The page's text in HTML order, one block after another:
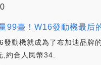
99臺！W16發動機最后
發動機就成為了布加迪品牌
約合人民幣34.